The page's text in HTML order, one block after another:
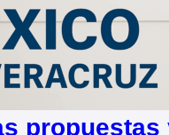
propuestas